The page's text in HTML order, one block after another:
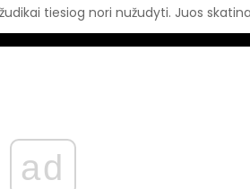
tiesiog nori nužudyti. Juos
ad